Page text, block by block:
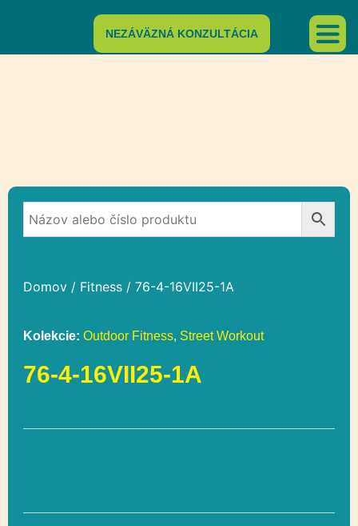
NEZÁVÄZNÁ KONZULTÁCIA
Domov / Fitness / 76-4-16VII25-1A
Kolekcie: Outdoor Fitness, Street Workout
76-4-16VII25-1A